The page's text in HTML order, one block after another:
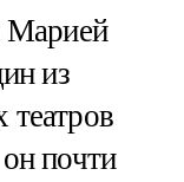
Марией
из
театров
почти